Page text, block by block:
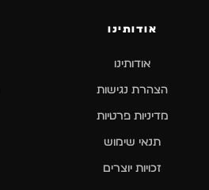
אודותינו
אודותינו
הצהרת נגישות
מדיניות פרטיות
תנאי שימוש
זכויות יוצרים